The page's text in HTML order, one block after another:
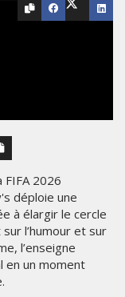
FIFA 2026
déploie une
à élargir le cercle
l’humour et sur
l’enseigne
en un moment